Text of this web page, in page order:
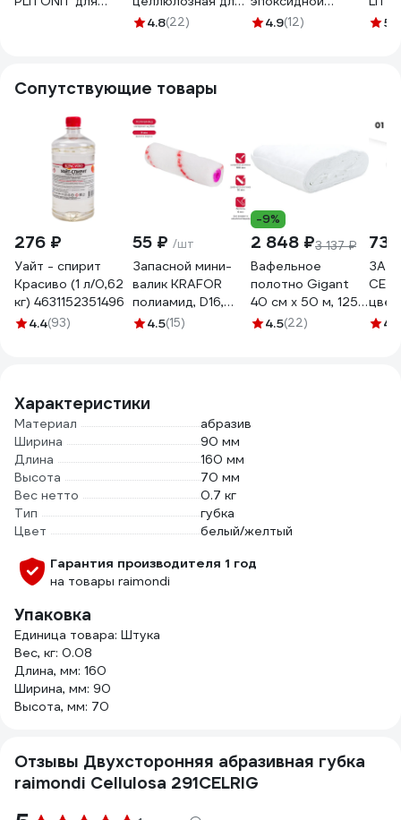
удаления
CS680100
4.8(22)
затирки
4.9(12) 5
Сопутствующие товары
276 ₽
Уайт - спирит
Красиво (1 л/0,62
кг) 4631152351496
4.4(93)
55 ₽ /шт
Запасной мини-
валик KRAFOR
полиамид, D16,
100 мм 020-0100
4.5(15)
-9%
2 848 ₽3 137 ₽
Вафельное
полотно Gigant
40 см х 50 м, 125
г/м2 GVL-200
4.5(22)
СЕ
для4.6
Характеристики
Материал
абразив
Ширина
90 мм
Длина
160 мм
Высота
70 мм
Вес нетто
0.7 кг
Тип
губка
Цвет
белый/желтый
Гарантия производителя 1 год
на товары raimondi
Упаковка
Единица товара: Штука
Вес, кг: 0.08
Длина, мм: 160
Ширина, мм: 90
Высота, мм: 70
Отзывы Двухсторонняя абразивная губка
raimondi Cellulosa 291CELRIG